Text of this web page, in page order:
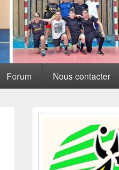
Forum Nous contacter
Zone